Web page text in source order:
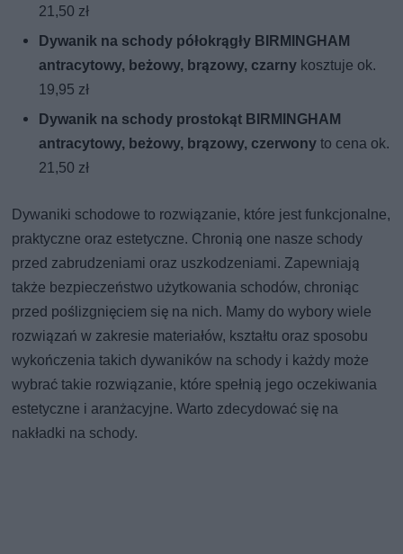
21,50 zł
Dywanik na schody półokrągły BIRMINGHAM
antracytowy, beżowy, brązowy, czarny kosztuje ok.
19,95 zł
Dywanik na schody prostokąt BIRMINGHAM
antracytowy, beżowy, brązowy, czerwonyto cena ok.
21,50 zł
Dywaniki schodowe to rozwiązanie, które jest funkcjonalne,
praktyczne oraz estetyczne. Chronią one nasze schody
przed zabrudzeniami oraz uszkodzeniami. Zapewniają
także bezpieczeństwo użytkowania schodów, chroniąc
przed poślizgnięciem się na nich. Mamy do wybory wiele
rozwiązań w zakresie materiałów, kształtu oraz sposobu
wykończenia takich dywaników na schody i każdy może
wybrać takie rozwiązanie, które spełnią jego oczekiwania
estetyczne i aranżacyjne. Warto zdecydować się na
nakładki na schody.